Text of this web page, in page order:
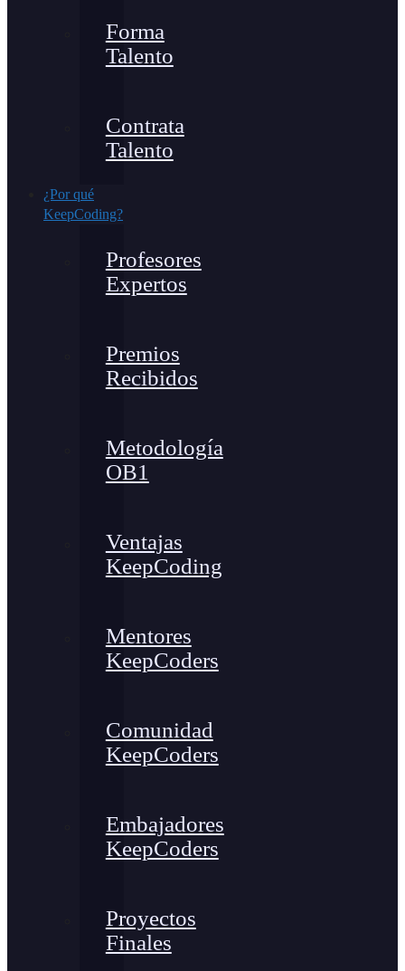
Forma
Talento
Contrata
Talento
¿Por qué
KeepCoding?
Profesores
Expertos
Premios
Recibidos
Metodología
OB1
Ventajas
KeepCoding
Mentores
KeepCoders
Comunidad
KeepCoders
Embajadores
KeepCoders
Proyectos
Finales